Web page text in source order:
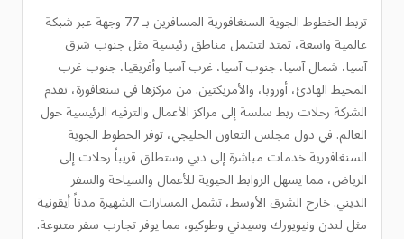
تربط الخطوط الجوية السنغافورية المسافرين بـ 77 وجهة عبر شبكة
عالمية واسعة، تمتد لتشمل مناطق رئيسية مثل جنوب شرق
آسيا، شمال آسيا، جنوب آسيا، غرب آسيا وأفريقيا، جنوب غرب
المحيط الهادئ، أوروبا، والأمريكتين. من مركزها في سنغافورة، تقدم
الشركة رحلات ربط سلسة إلى مراكز الأعمال والترفيه الرئيسية حول
العالم. في دول مجلس التعاون الخليجي، توفر الخطوط الجوية
السنغافورية خدمات مباشرة إلى دبي وستطلق قريباً رحلات إلى
الرياض، مما يسهل الروابط الحيوية للأعمال والسياحة والسفر
الديني. خارج الشرق الأوسط، تشمل المسارات الشهيرة مدناً أيقونية
مثل لندن ونيويورك وسيدني وطوكيو، مما يوفر تجارب سفر متنوعة.